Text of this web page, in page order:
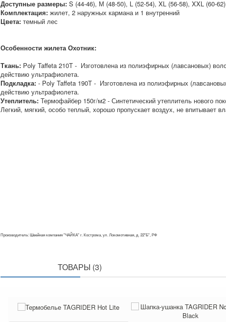
Доступные размеры:S (44-46), М (48-50), L (52-54), XL (56-58), XXL (60-62)
Комплектация: жилет, 2 наружных кармана и 1 внутренний
Цвета:темный лес
Особенности жилета Охотник:
Ткань:Poly Taffeta 210T - Изготовлена из полиэфирных (лавсановых)
действию ультрафиолета.
Подкладка:- Poly Taffeta 190T - Изготовлена из полиэфирных
действию ультрафиолета.
Утеплитель:Термофайбер 150г/м2 - Синтетический утеплитель нового
Легкий, мягкий, особо теплый, хорошо пропускает воздух, не впитывает
Производитель: Швейная компания "ЧАЙКА" г. Кострома, ул. Локомотивная, д. 22"Б", РФ
ТОВАРЫ (3)